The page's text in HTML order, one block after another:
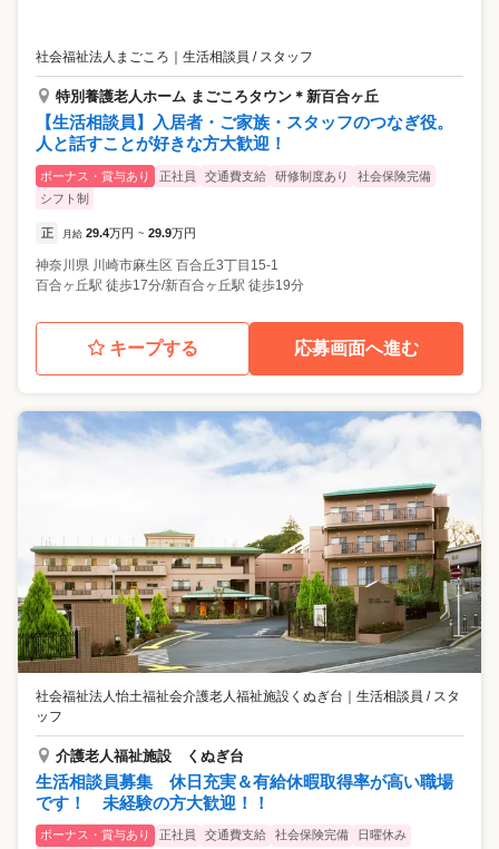
社会福祉法人まごころ 生活相談員 / スタッフ
特別養護老人ホーム まごころタウン＊新百合ヶ丘
【生活相談員】入居者・ご家族・スタッフのつなぎ役。
人と話すことが好きな方大歓迎！
ボーナス・賞与あり 正社員 交通費支給 研修制度あり
社会保険完備
シフト制
正 月給 29.4万円 ~ 29.9万円
神奈川県 川崎市麻生区 百合丘3丁目15-1
百合ヶ丘駅 徒歩17分/新百合ヶ丘駅 徒歩19分
キープする 応募画面へ進む
社会福祉法人怡土福祉会介護老人福祉施設くぬぎ台 ｜ 生活相談員 / スタ
ッフ
介護老人福祉施設 くぬぎ台
生活相談員募集 休日充実＆有給休暇取得率が高い職場
です！ 未経験の方大歓迎！！
ボーナス・賞与あり 正社員 交通費支給 社会保険完備
日曜休み